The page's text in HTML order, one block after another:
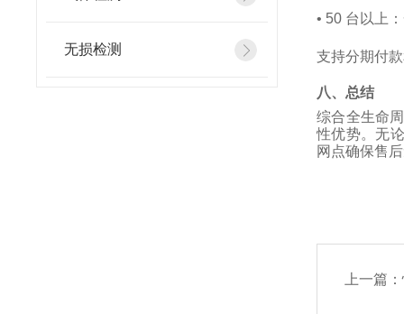
无损检测
• 50 台以上
支持分期付
八、总结
综合全生命
性优势。无
网点确保售
上一篇：